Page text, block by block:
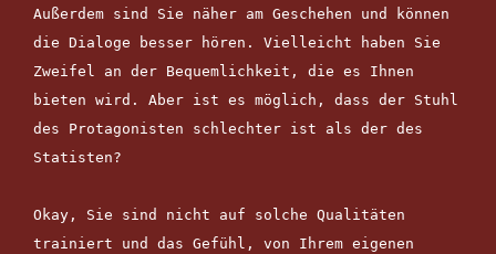
Außerdem sind Sie näher am Geschehen und können
die Dialoge besser hören. Vielleicht haben Sie
Zweifel an der Bequemlichkeit, die es Ihnen
bieten wird. Aber ist es möglich, dass der Stuhl
des Protagonisten schlechter ist als der des
Statisten?
Okay, Sie sind nicht auf solche Qualitäten
trainiert und das Gefühl, von Ihrem eigenen